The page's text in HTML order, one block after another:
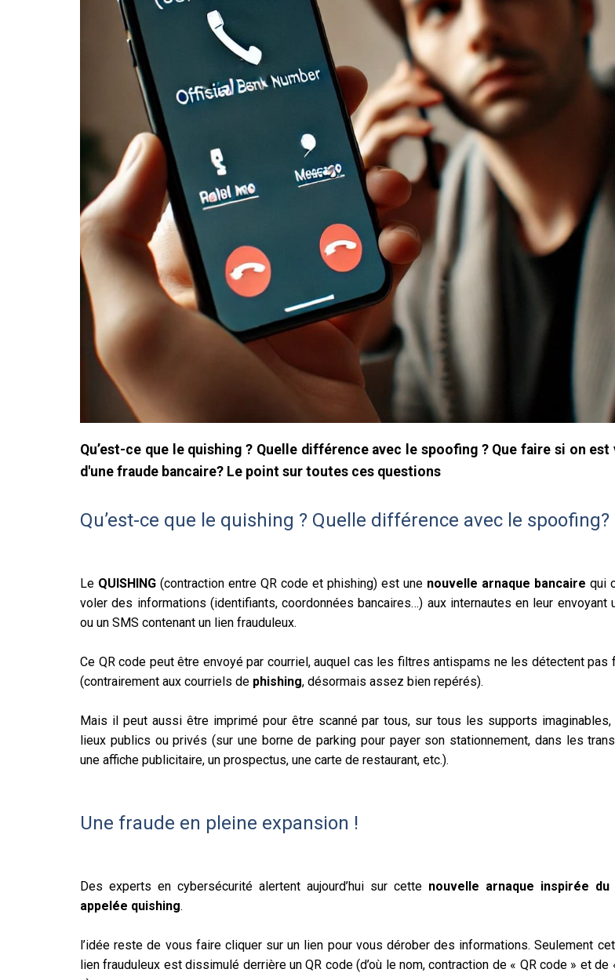
Qu’est-ce que le quishing ? Quelle différence avec le spoofing ? Que faire si on
d'une fraude bancaire? Le point sur toutes ces questions
Qu’est-ce que le quishing ? Quelle différence avec le spoofing?
Le QUISHING (contraction entre QR code et phishing) est une nouvelle arnaque bancaire qui
voler des informations (identifiants, coordonnées bancaires…) aux internautes en leur envoyant
ou un SMS contenant un lien frauduleux.
Ce QR code peut être envoyé par courriel, auquel cas les filtres antispams ne les détectent pas
(contrairement aux courriels de phishing, désormais assez bien repérés).
Mais il peut aussi être imprimé pour être scanné par tous, sur tous les supports
lieux publics ou privés (sur une borne de parking pour payer son stationnement, dans les
une affiche publicitaire, un prospectus, une carte de restaurant, etc.).
Une fraude en pleine expansion !
Des experts en cybersécurité alertent aujourd’hui sur cette nouvelle arnaque inspirée du
appelée quishing.
l’idée reste de vous faire cliquer sur un lien pour vous dérober des informations. Seulement
lien frauduleux est dissimulé derrière un QR code (d’où le nom, contraction de « QR code » et de